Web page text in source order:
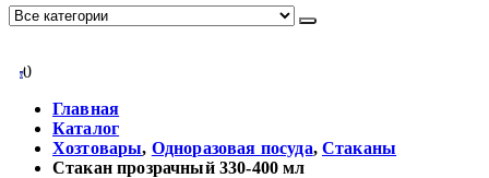
00
Главная
Каталог
Хозтовары, Одноразовая посуда, Стаканы
Стакан прозрачный 330-400 мл